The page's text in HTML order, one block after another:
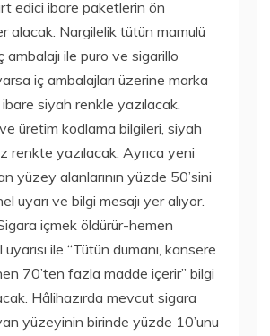
edici ibare paketlerin ön
alacak. Nargilelik tütün mamulü
ambalajı ile puro ve sigarillo
iç ambalajları üzerine marka
siyah renkle yazılacak.
üretim kodlama bilgileri, siyah
renkte yazılacak. Ayrıca yeni
yüzey alanlarının yüzde 50’sini
uyarı ve bilgi mesajı yer alıyor.
içmek öldürür-hemen
uyarısı ile “Tütün dumanı, kansere
70’ten fazla madde içerir” bilgi
Hâlihazırda mevcut sigara
yüzeyinin birinde yüzde 10’unu